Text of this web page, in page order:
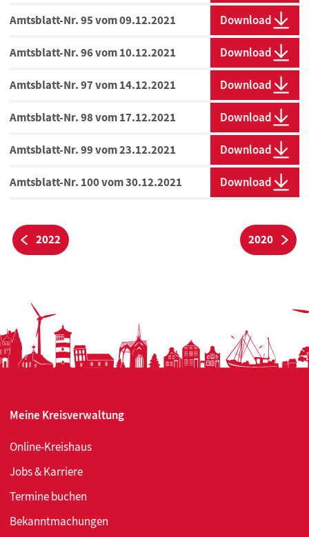
Amtsblatt-Nr. 95 vom 09.12.2021 Download
Amtsblatt-Nr. 96 vom 10.12.2021 Download
Amtsblatt-Nr. 97 vom 14.12.2021 Download
Amtsblatt-Nr. 98 vom 17.12.2021 Download
Amtsblatt-Nr. 99 vom 23.12.2021 Download
Amtsblatt-Nr. 100 vom 30.12.2021 Download
BEITRAGSNAVIGATION
Vorherige:
2022 2020
Meine Kreisverwaltung
Online-Kreishaus
Jobs & Karriere
Termine buchen
Bekanntmachungen